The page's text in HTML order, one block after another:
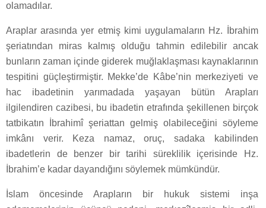
olamadılar.
Araplar arasında yer etmiş kimi uygulamaların Hz. İbrahim
şeriatından miras kalmış olduğu tahmin edilebilir ancak
bunların zaman içinde giderek muğlaklaşması kaynaklarının
tespitini güçleştirmiştir. Mekke’de Kâbe’nin merkeziyeti ve
hac ibadetinin yarımadada yaşayan bütün Arapları
ilgilendiren cazibesi, bu ibadetin etrafında şekillenen birçok
tatbikatın İbrahimî şeriattan gelmiş olabileceğini söyleme
imkânı verir. Keza namaz, oruç, sadaka kabilinden
ibadetlerin de benzer bir tarihi süreklilik içerisinde Hz.
İbrahim’e kadar dayandığını söylemek mümkündür.
İslam öncesinde Arapların bir hukuk sistemi inşa